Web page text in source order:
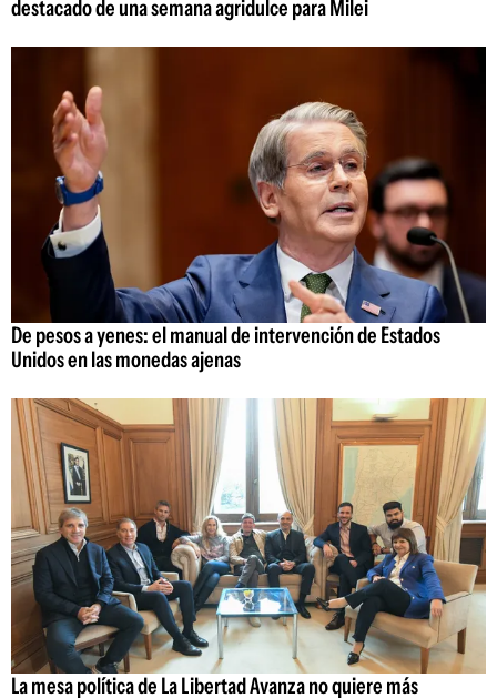
destacado de una semana agridulce para Milei
De pesos a yenes: el manual de intervención de Estados
Unidos en las monedas ajenas
La mesa política de La Libertad Avanza no quiere más